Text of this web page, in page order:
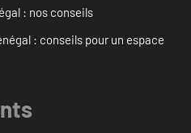
: nos conseils
: conseils pour un espace